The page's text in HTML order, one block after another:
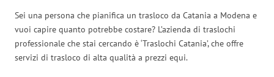
Sei una persona che pianifica un trasloco da Catania a Modena e
vuoi capire quanto potrebbe costare? L’azienda di traslochi
professionale che stai cercando è ‘Traslochi Catania’, che offre
servizi di trasloco di alta qualità a prezzi equi.